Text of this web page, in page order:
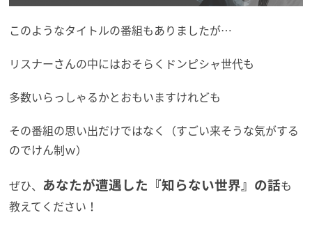
このようなタイトルの番組もありましたが…
リスナーさんの中にはおそらくドンピシャ世代も
多数いらっしゃるかとおもいますけれども
その番組の思い出だけではなく（すごい来そうな気がする
のでけん制ｗ）
ぜひ、 あなたが遭遇した『知らない世界』の話も
教えてください！